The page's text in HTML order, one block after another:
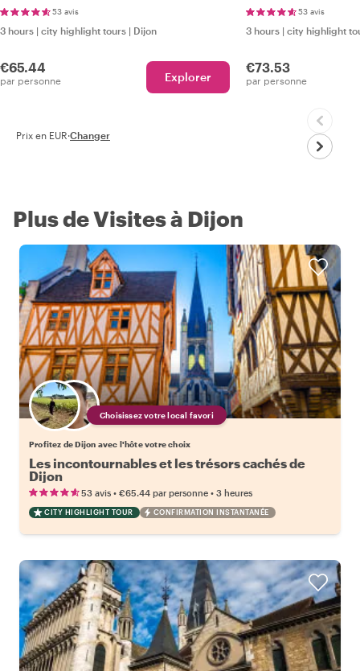
53 avis
3 hours | city highlight tours | Dijon
€65.44
par personne Explorer
53 avis
3 hours | city highlight
€73.53
par personne
Prix en EUR·Changer
Plus de Visites à Dijon
Choisissez votre local favori
Profitez de Dijon avec l'hôte votre choix
Les incontournables et les trésors cachés de
Dijon
53 avis • €65.44 par personne • 3 heures
CITY HIGHLIGHT TOUR CONFIRMATION INSTANTANÉE